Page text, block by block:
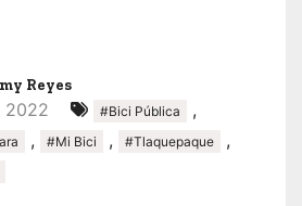
Reyes
2022 #Bici Pública ,
, #Mi Bici , #Tlaquepaque ,